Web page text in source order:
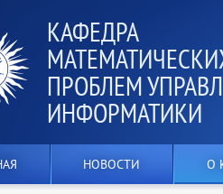
КАФЕДРА
ПРОБЛЕМ
ИНФОРМАТИКИ
НОВОСТИ О